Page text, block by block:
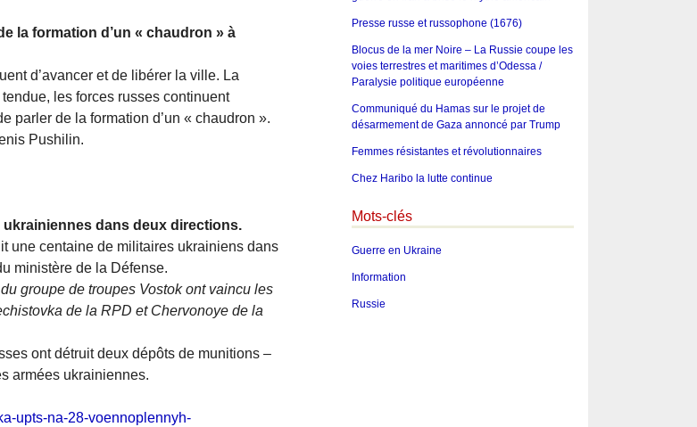
la formation d’un « chaudron » à
d’avancer et de libérer la ville. La
les forces russes continuent
parler de la formation d’un « chaudron ».
Pushilin.
ukrainiennes dans deux directions.
une centaine de militaires ukrainiens dans
ministère de la Défense.
groupe de troupes Vostok ont vaincu les
de la RPD et Chervonoye de la
ont détruit deux dépôts de munitions –
armées ukrainiennes.
upts-na-28-voennoplennyh-
Presse russe et russophone (1676)
Blocus de la mer Noire – La Russie coupe les
voies terrestres et maritimes d’Odessa /
Paralysie politique européenne
Communiqué du Hamas sur le projet de
désarmement de Gaza annoncé par Trump
Femmes résistantes et révolutionnaires
Chez Haribo la lutte continue
Mots-clés
Guerre en Ukraine
Information
Russie